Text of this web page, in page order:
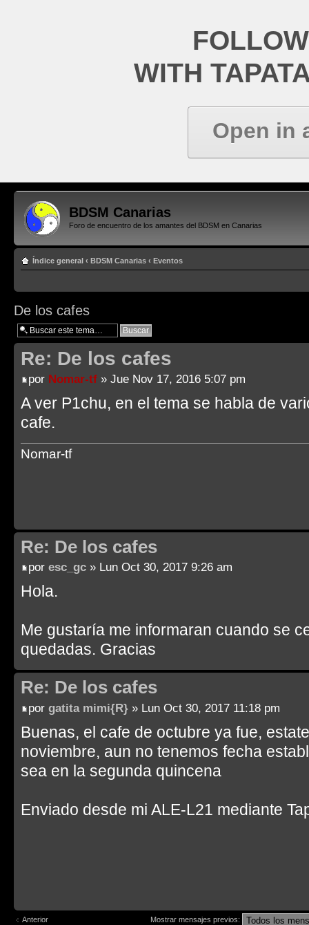
WITH
Open in
BDSM Canarias
Foro de encuentro de los amantes del BDSM en Canarias
Índice general ‹ BDSM Canarias ‹ Eventos
De los cafes
Re: De los cafes
por Nomar-tf » Jue Nov 17, 2016 5:07 pm
A ver P1chu, en el tema se habla de
cafe.
Nomar-tf
Re: De los cafes
por esc_gc » Lun Oct 30, 2017 9:26 am
Hola.
Me gustaría me informaran cuando se
quedadas. Gracias
Re: De los cafes
por gatita mimi{R} » Lun Oct 30, 2017 11:18 pm
Buenas, el cafe de octubre ya fue,
noviembre, aun no tenemos fecha
sea en la segunda quincena
Enviado desde mi ALE-L21 mediante
Anterior Mostrar mensajes previos: